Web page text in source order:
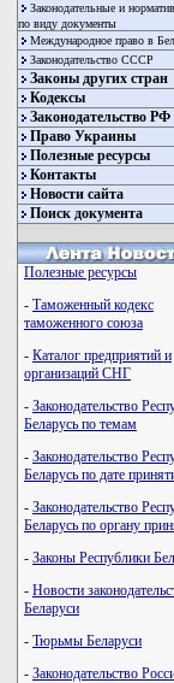
Законодательные и
по виду документы
Международное право в
Законодательство СССР
Законы других стран
Кодексы
Законодательство РФ
Право Украины
Полезные ресурсы
Контакты
Новости сайта
Поиск документа
Полезные ресурсы
- Таможенный кодекс
таможенного союза
- Каталог предприятий и
организаций СНГ
- Законодательство
Беларусь по темам
- Законодательство
Беларусь по дате
- Законодательство
Беларусь по органу
- Законы Республики
- Новости
Беларуси
- Тюрьмы Беларуси
- Законодательство